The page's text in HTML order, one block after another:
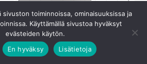
sivuston toiminnoissa, ominaisuuksissa ja
Käyttämällä sivustoa hyväksyt
evästeiden käytön.
En hyväksy Lisätietoja